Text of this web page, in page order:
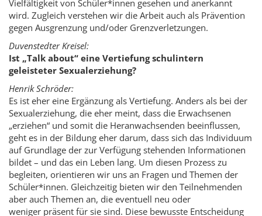
Vielfältigkeit von Schüler*innen gesehen und anerkannt
wird. Zugleich verstehen wir die Arbeit auch als Prävention
gegen Ausgrenzung und/oder Grenzverletzungen.
Duvenstedter Kreisel:
Ist „Talk about“ eine Vertiefung schulintern
geleisteter Sexualerziehung?
Henrik Schröder:
Es ist eher eine Ergänzung als Vertiefung. Anders als bei der
Sexualerziehung, die eher meint, dass die Erwachsenen
„erziehen“ und somit die Heranwachsenden beeinflussen,
geht es in der Bildung eher darum, dass sich das Individuum
auf Grundlage der zur Verfügung stehenden Informationen
bildet – und das ein Leben lang. Um diesen Prozess zu
begleiten, orientieren wir uns an Fragen und Themen der
Schüler*innen. Gleichzeitig bieten wir den Teilnehmenden
aber auch Themen an, die eventuell neu oder
weniger präsent für sie sind. Diese bewusste Entscheidung